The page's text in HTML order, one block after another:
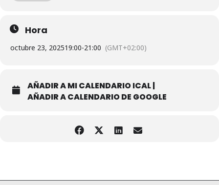
Más info:
www.sosguadalquivir.es
Hora
octubre 23, 202519:00-21:00 (GMT+02:00)
AÑADIR A MI CALENDARIO ICAL |
AÑADIR A CALENDARIO DE GOOGLE